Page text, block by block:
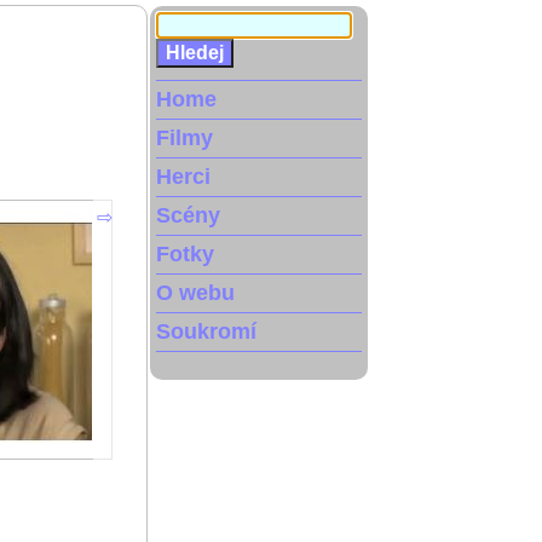
Home
Filmy
Herci
Scény
Fotky
O webu
Soukromí